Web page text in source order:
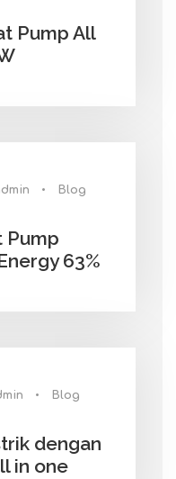
Pump All
•
Blog
Pump
63%
•
Blog
dengan
in one